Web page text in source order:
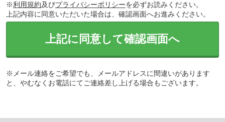
※利用規約及びプライバシーポリシーを必ずお読みください。
上記内容に同意いただいた場合は、確認画面へお進みください。
上記に同意して確認画面へ
※メール連絡をご希望でも、メールアドレスに間違いがあります
と、やむなくお電話にてご連絡差し上げる場合もございます。